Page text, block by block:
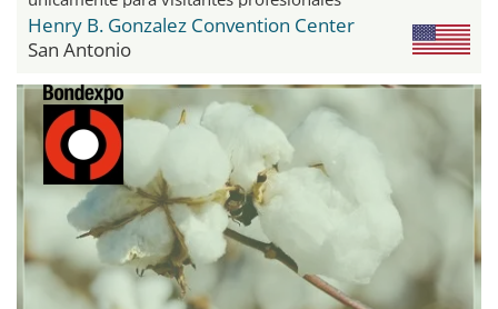
Henry B. Gonzalez Convention Center
San Antonio